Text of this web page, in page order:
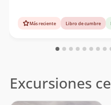
Más reciente Libro de cumbre
Excursiones